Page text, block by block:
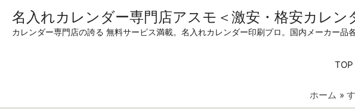
名入れカレンダー専門店アスモ＜激安・格安カレン
カレンダー専門店の誇る 無料サービス満載。名入れカレンダー印刷プロ。国内メーカー品
TOP
ホーム